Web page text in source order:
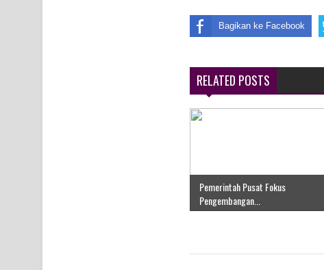
Bagikan ke Facebook
RELATED POSTS
Pemerintah Pusat Fokus
Pengembangan...